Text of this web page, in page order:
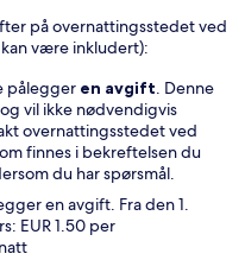
på overnattingsstedet ved
være inkludert):
pålegger en avgift. Denne
vil ikke nødvendigvis
overnattingsstedet ved
finnes i bekreftelsen du
du har spørsmål.
en avgift. Fra den 1.
EUR 1.50 per